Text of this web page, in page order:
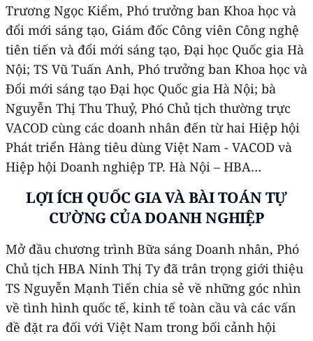
Trương Ngọc Kiểm, Phó trưởng ban Khoa học và
đổi mới sáng tạo, Giám đốc Công viên Công nghệ
tiên tiến và đổi mới sáng tạo, Đại học Quốc gia Hà
Nội; TS Vũ Tuấn Anh, Phó trưởng ban Khoa học và
Đổi mới sáng tạo Đại học Quốc gia Hà Nội; bà
Nguyễn Thị Thu Thuỷ, Phó Chủ tịch thường trực
VACOD cùng các doanh nhân đến từ hai Hiệp hội
Phát triển Hàng tiêu dùng Việt Nam - VACOD và
Hiệp hội Doanh nghiệp TP. Hà Nội – HBA…
LỢI ÍCH QUỐC GIA VÀ BÀI TOÁN TỰ
CƯỜNG CỦA DOANH NGHIỆP
Mở đầu chương trình Bữa sáng Doanh nhân, Phó
Chủ tịch HBA Ninh Thị Ty đã trân trọng giới thiệu
TS Nguyễn Mạnh Tiến chia sẻ về những góc nhìn
về tình hình quốc tế, kinh tế toàn cầu và các vấn
đề đặt ra đối với Việt Nam trong bối cảnh hội